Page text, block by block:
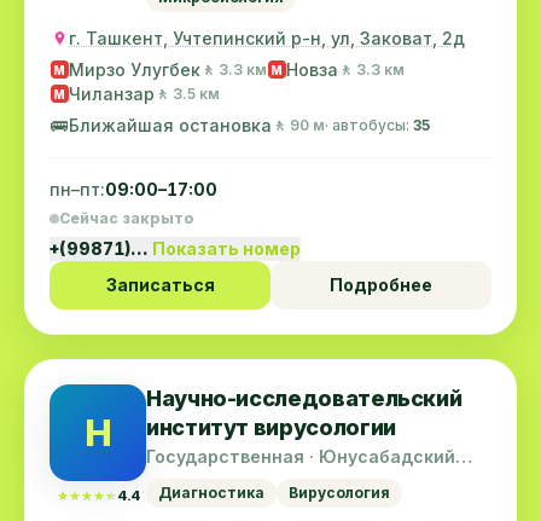
г. Ташкент, Учтепинский р-н, ул, Заковат, 2д
M Мирзо Улугбек 🚶 3.3 км M Новза 🚶 3.3 км
M Чиланзар 🚶 3.5 км
🚌Ближайшая остановка 🚶 90 м· автобусы: 35
пн–пт:09:00–17:00
Сейчас закрыто
+(99871)… Показать номер
Записаться
Подробнее
Н
★★★★★
★★★★★ 4.4
Научно-исследовательский
институт вирусологии
Государственная · Юнусабадский
Диагностика Вирусология